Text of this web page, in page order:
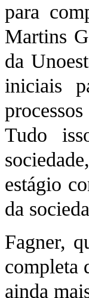
para
Martins
da
iniciais
Tudo
estágio
da
Fagner,
completa
ainda